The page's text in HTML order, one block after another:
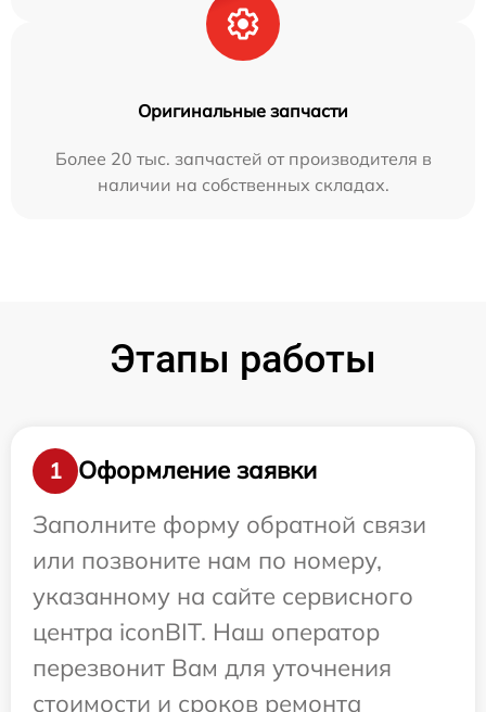
Оригинальные запчасти
Более 20 тыс. запчастей от производителя в
наличии на собственных складах.
Этапы работы
1
Оформление заявки
Заполните форму обратной связи
или позвоните нам по номеру,
указанному на сайте сервисного
центра iconBIT. Наш оператор
перезвонит Вам для уточнения
стоимости и сроков ремонта